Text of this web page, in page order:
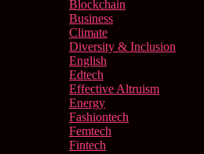
Blockchain
Business
Climate
Diversity & Inclusion
English
Edtech
Effective Altruism
Energy
Fashiontech
Femtech
Fintech